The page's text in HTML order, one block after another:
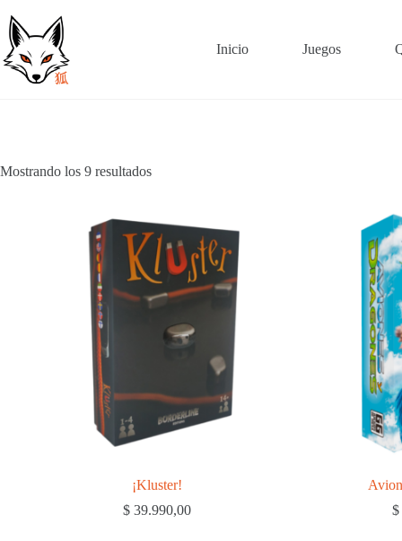
to
content
Inicio Juegos
Mostrando los 9 resultados
¡Kluster!
$39.990,00
$